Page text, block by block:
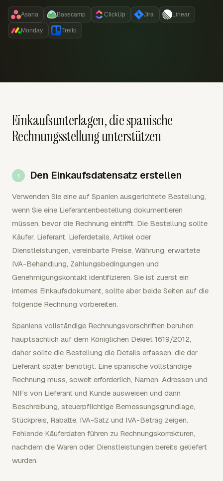
Asana Basecamp ClickUp Jira Linear
Monday Trello
Einkaufsunterlagen, die spanische
Rechnungsstellung unterstützen
Den Einkaufsdatensatz erstellen
Verwenden Sie eine auf Spanien ausgerichtete Bestellung,
wenn Sie eine Lieferantenbestellung dokumentieren
müssen, bevor die Rechnung eintrifft. Die Bestellung sollte
Käufer, Lieferant, Lieferdetails, Artikel oder
Dienstleistungen, vereinbarte Preise, Währung, erwartete
IVA-Behandlung, Zahlungsbedingungen und
Genehmigungskontakt identifizieren. Sie ist zuerst ein
internes Einkaufsdokument, sollte aber beide Seiten auf die
folgende Rechnung vorbereiten.
Spaniens vollständige Rechnungsvorschriften beruhen
hauptsächlich auf dem Königlichen Dekret 1619/2012,
daher sollte die Bestellung die Details erfassen, die der
Lieferant später benötigt. Eine spanische vollständige
Rechnung muss, soweit erforderlich, Namen, Adressen und
NIFs von Lieferant und Kunde ausweisen und dann
Beschreibung, steuerpflichtige Bemessungsgrundlage,
Stückpreis, Rabatte, IVA-Satz und IVA-Betrag zeigen.
Fehlende Käuferdaten führen zu Rechnungskorrekturen,
nachdem die Waren oder Dienstleistungen bereits geliefert
wurden.